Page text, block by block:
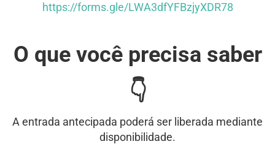
https://forms.gle/LWA3dfYFBzjyXDR78
O que você precisa saber
👇
A entrada antecipada poderá ser liberada mediante
disponibilidade.